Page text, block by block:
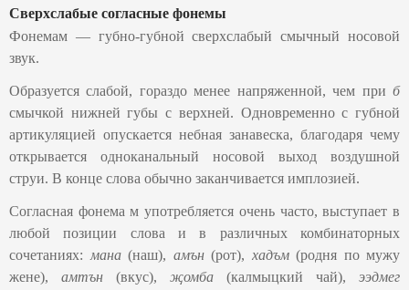
Сверхслабые согласные фонемы
Фонемам — губно-губной сверхслабый смычный носовой
звук.
Образуется слабой, гораздо менее напряженной, чем при б
смычкой нижней губы с верхней. Одновременно с губной
артикуляцией опускается небная занавеска, благодаря чему
открывается одноканальный носовой выход воздушной
струи. В конце слова обычно заканчивается имплозией.
Согласная фонема м употребляется очень часто, выступает в
любой позиции слова и в различных комбинаторных
сочетаниях: мана (наш), амън (рот), хадъм (родня по мужу
жене), амтън (вкус), җомба (калмыцкий чай), ээдмег